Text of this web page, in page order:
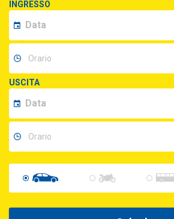
INGRESSO
USCITA